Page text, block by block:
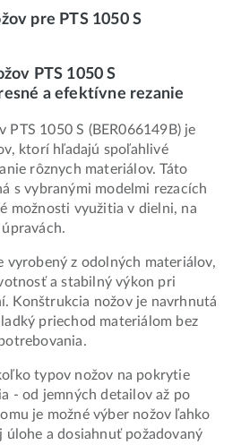
pre PTS 1050 S
PTS 1050 S
a efektívne rezanie
PTS 1050 S (BER066149B) je
ktorí hľadajú spoľahlivé
rôznych materiálov. Táto
s vybranými modelmi rezacích
možnosti využitia v dielni, na
vyrobený z odolných materiálov,
a stabilný výkon pri
Konštrukcia nožov je navrhnutá
priechod materiálom bez
typov nožov na pokrytie
- od jemných detailov až po
je možné výber nožov ľahko
a dosiahnuť požadovaný